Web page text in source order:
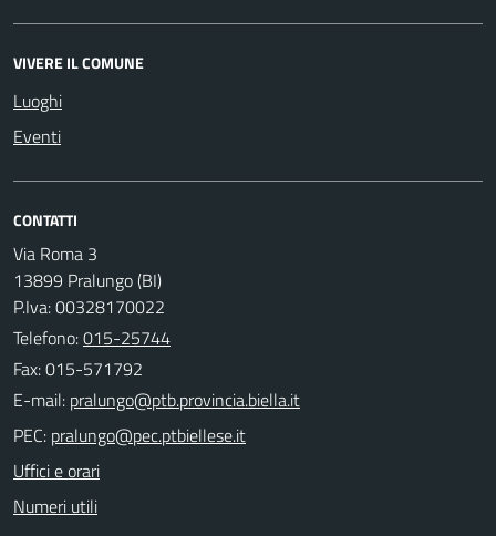
VIVERE IL COMUNE
Luoghi
Eventi
CONTATTI
Via Roma 3
13899 Pralungo (BI)
P.Iva: 00328170022
Telefono:015-25744
Fax: 015-571792
E-mail:
PEC:
Uffici e orari
Numeri utili